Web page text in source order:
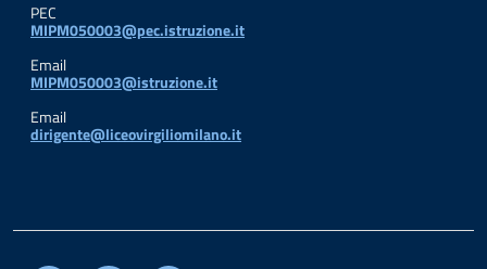
PEC
MIPM050003@pec.istruzione.it
Email
MIPM050003@istruzione.it
Email
dirigente@liceovirgiliomilano.it